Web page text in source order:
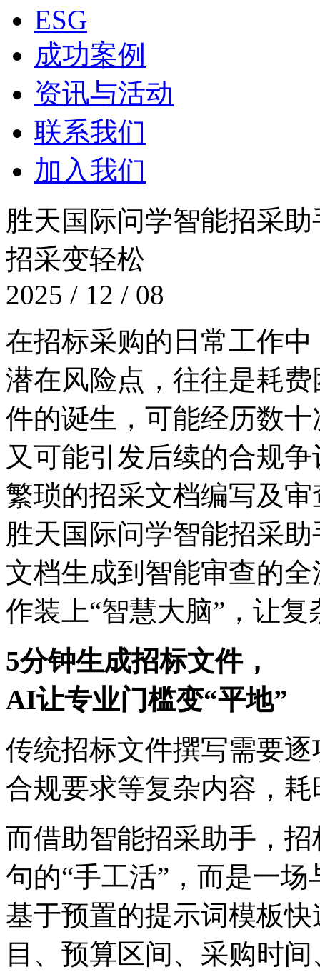
ESG
成功案例
资讯与活动
联系我们
加入我们
胜天国际问学智能招采助手
招采变轻松
2025 / 12 / 08
在招标采购的日常工作中
潜在风险点，往往是
件的诞生，可能经历数十
又可能引发后续的合规争
繁琐的招采文档编写及审
胜天国际问学智能招采助
文档生成到智能审查的全
作装上“智慧大脑”，让
5分钟生成招标文件，
AI让专业门槛变“平地”
传统招标文件撰写需要逐项
合规要求等复杂内容
而借助智能招采助手
句的“手工活”，而是
基于预置的提示词模板
目、预算区间、采购时